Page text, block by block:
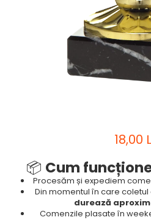
Tenis de Masa
18,00
📦 Cum
Procesăm și expediem
Din momentul în care
durează
Comenzile plasate în